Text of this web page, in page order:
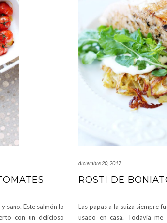
sano. Este salmón lo
con un delicioso
diciembre 20, 2017
RÖSTI DE
Las papas a la suiza siempre
usado en casa. Todavía